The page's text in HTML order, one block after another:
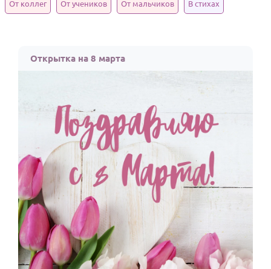
Мужчине
Папе
Детям
Все родственники
ПЕРСОНАЛЬНЫЕ
Пожелания
По именам
От коллег От учеников От мальчиков В стихах
Открытка на 8 марта